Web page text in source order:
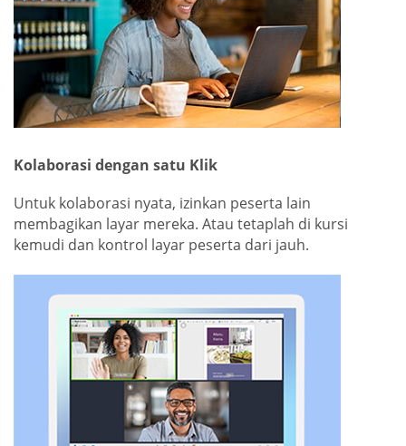
Kolaborasi dengan satu Klik
Untuk kolaborasi nyata, izinkan peserta lain
membagikan layar mereka. Atau tetaplah di kursi
kemudi dan kontrol layar peserta dari jauh.